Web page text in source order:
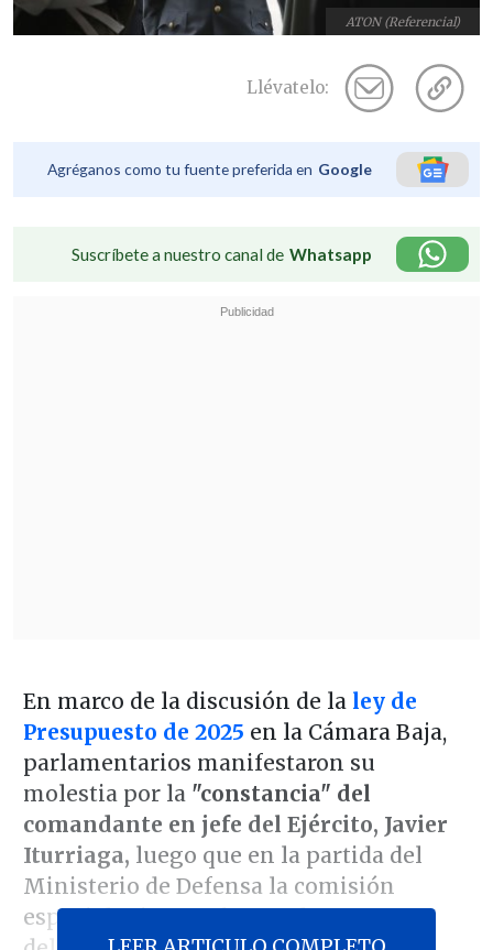
ATON (Referencial)
Llévatelo:
Agréganos como tu fuente preferida en Google
Suscríbete a nuestro canal de Whatsapp
En marco de la discusión de la ley de
Presupuesto de 2025 en la Cámara Baja,
parlamentarios manifestaron su
molestia por la "constancia" del
comandante en jefe del Ejército, Javier
Iturriaga, luego que en la partida del
Ministerio de Defensa la comisión
especial mixta rechazara la propuesta